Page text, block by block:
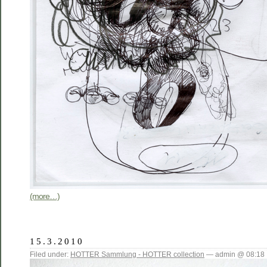
(more…)
15.3.2010
Filed under: HOTTER Sammlung - HOTTER collection — admin @ 08:18